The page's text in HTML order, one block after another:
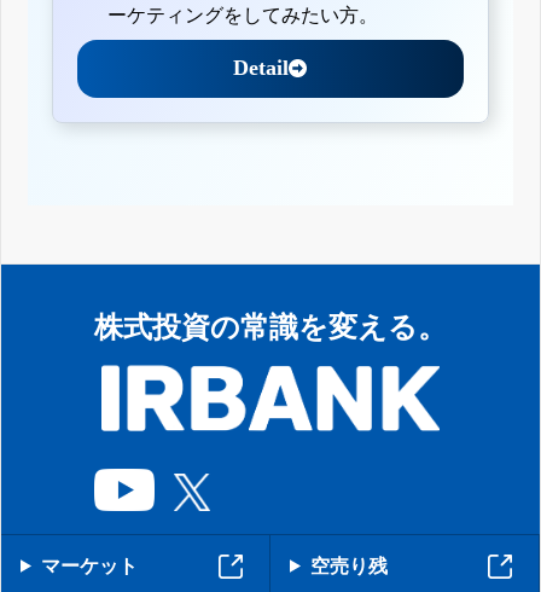
ーケティングをしてみたい方。
Detail
株式投資の常識を変える。
マーケット 空売り残